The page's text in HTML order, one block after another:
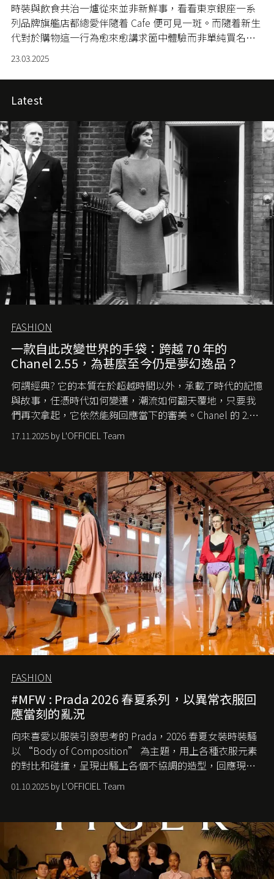
時裝與飲食共治一爐從來並非新鮮事，看看東京銀座一系
列品牌旗艦店都總愛伴隨着 Cafe 便可見一斑。而隨着新生
代對於購物這一行為愈來愈講求箇中體驗而非單純買名
牌，近來時裝與飲食之間的合作可謂已達至登峰造極之
境，無論食物品質乃以創意度，均令人拍案叫絕，絕非供
人打卡便了事。現在一於盤點數個最讓你食指大動的案例
出來，保證眼界大開。
23.03.2025
Latest
FASHION
一款自此改變世界的手袋：跨越 70 年的
Chanel 2.55，為甚麼至今仍是夢幻逸品？
何謂經典? 它的本質在於超越時間以外，承載了時代的記憶
與故事，任憑時代如何變遷，潮流如何翻天覆地，只要我
們再次拿起，它依然能夠回應當下的審美。Chanel 的 2.55
手袋更是這樣存在，自問世至今，一直有着舉足輕重的地
位。如果說每個女生的第一個夢想手袋是 Chanel，那 2.55
愛它的雋永與優雅。那麼這個手袋是怎麼誕生的呢？又為
甚麼取名叫 2.55 ？今天就由《L'Officiel HK》帶你穿越流金
歲月，回顧 2.55 的誕生故事。
17.11.2025 by L'OFFICIEL Team
FASHION
#MFW : Prada 2026 春夏系列，以異常衣服回
應當刻的亂況
向來喜愛以服裝引發思考的 Prada，2026 春夏女裝時裝騷
以 “Body of Composition” 為主題，用上各種衣服元素
的對比和碰撞，呈現出騷上各個不協調的造型，回應現今
社會各種資訊、文化超載的現象。
01.10.2025 by L'OFFICIEL Team